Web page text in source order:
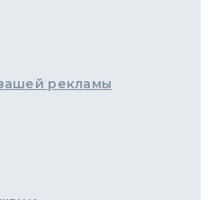
рекламы